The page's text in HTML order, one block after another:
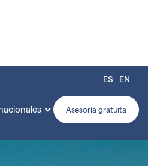
ES EN
 Asesoría gratuita